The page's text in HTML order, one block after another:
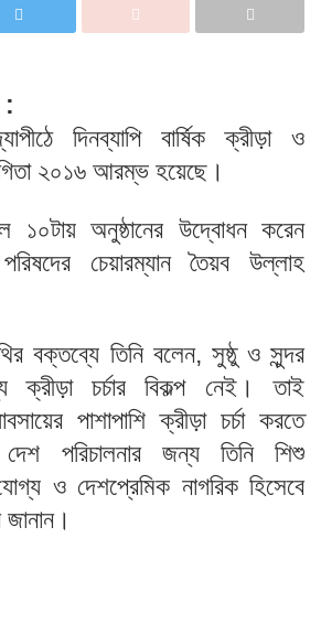
:
দিনব্যাপি বার্ষিক ক্রীড়া ও
২০১৬ আরম্ভ হয়েছে।
অনুষ্ঠানের উদ্বোধন করেন
চেয়ারম্যান তৈয়ব উল্লাহ
বক্তব্যে তিনি বলেন, সুষ্ঠু ও সুন্দর
ক্রীড়া চর্চার বিকল্প নেই। তাই
পাশাপাশি ক্রীড়া চর্চা করতে
পরিচালনার জন্য তিনি শিশু
যোগ্য ও দেশপ্রেমিক নাগরিক হিসেবে